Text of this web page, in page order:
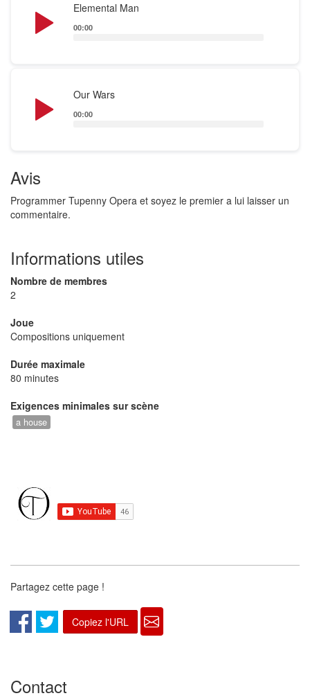
Elemental Man
Player
00:00
Our Wars
Player
00:00
Avis
Programmer Tupenny Opera et soyez le premier a lui laisser un
commentaire.
Informations utiles
Nombre de membres
2
Joue
Compositions uniquement
Durée maximale
80 minutes
Exigences minimales sur scène
a house
Partagez cette page !
Copiez l'URL
Contact